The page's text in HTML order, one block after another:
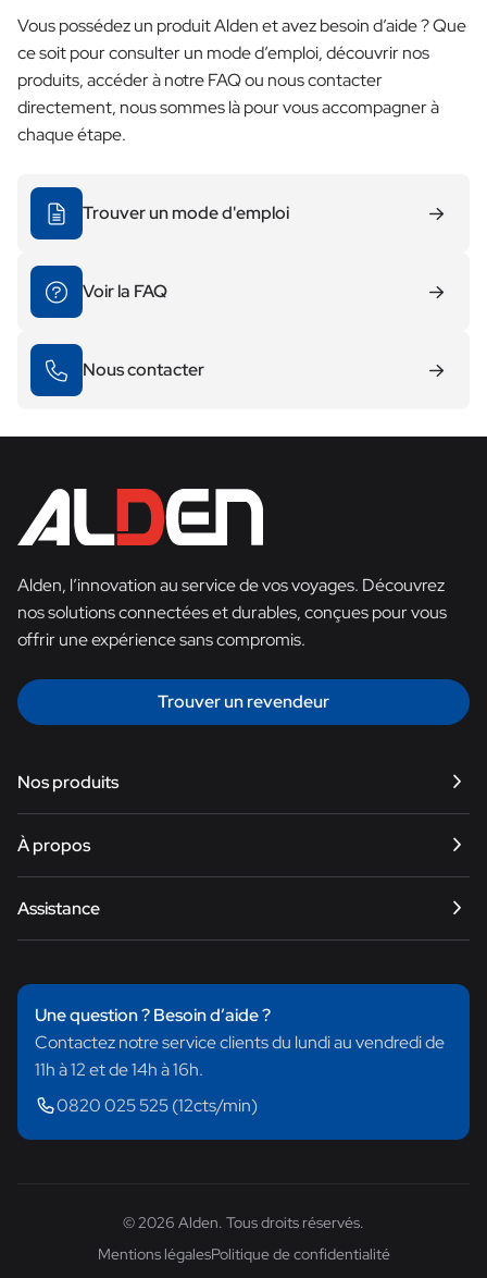
Vous possédez un produit Alden et avez besoin d’aide ? Que
ce soit pour consulter un mode d’emploi, découvrir nos
produits, accéder à notre FAQ ou nous contacter
directement, nous sommes là pour vous accompagner à
chaque étape.
Trouver un mode d'emploi
Voir la FAQ
Nous contacter
Alden, l’innovation au service de vos voyages. Découvrez
nos solutions connectées et durables, conçues pour vous
offrir une expérience sans compromis.
Trouver un revendeur
Nos produits
Satellite
Smart TV
Énergie
Équipements
À propos
Notre histoire
Assistance
Questions fréquentes
Trouver un produit
Centre de téléchargement
Une question ? Besoin d’aide ?
Contactez notre service clients du lundi au vendredi de
11h à 12 et de 14h à 16h.
0820 025 525 (12cts/min)
© 2026 Alden. Tous droits réservés.
Mentions légalesPolitique de confidentialité